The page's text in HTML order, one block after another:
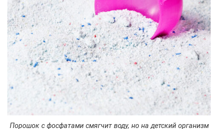
Порошок с фосфатами смягчит воду, но на детский организм